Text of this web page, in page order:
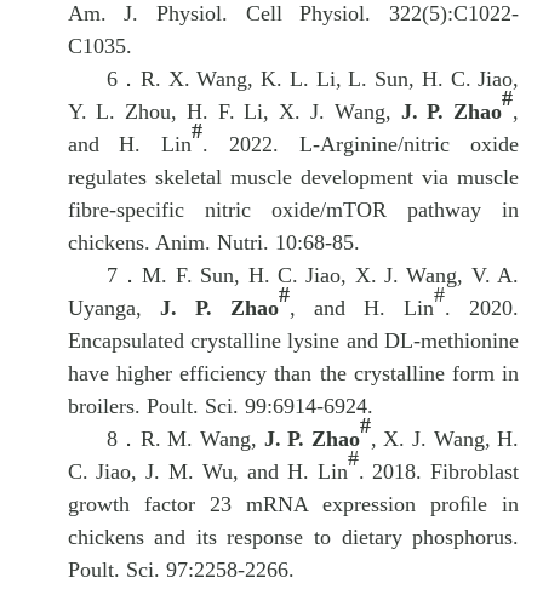
Am. J. Physiol. Cell Physiol.322(5):C1022-
C1035.
6． R. X. Wang, K. L. Li, L. Sun, H. C. Jiao,
Y. L. Zhou, H. F. Li, X. J. Wang, J. P. Zhao
#
,
andH. Lin
#
. 2022. L-Arginine/nitric oxide
regulates skeletal muscle development via muscle
fibre-specific nitric oxide/mTOR pathway in
chickens. Anim. Nutri. 10:68-85.
7．M. F. Sun, H. C. Jiao, X. J. Wang, V. A.
Uyanga, J. P. Zhao
#
, andH. Lin
#
. 2020.
Encapsulated crystalline lysine and DL-methionine
have higher efficiency than the crystalline form in
broilers. Poult. Sci. 99:6914-6924.
8． R. M. Wang, J. P. Zhao
#
, X. J. Wang, H.
C. Jiao, J. M. Wu, and H. Lin
#
. 2018. Fibroblast
growth factor 23 mRNA expression proﬁle in
chickens and its response to dietary phosphorus.
Poult. Sci. 97:2258-2266.